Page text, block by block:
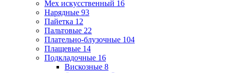
Мех искусственный 16
Нарядные 93
Пайетка 12
Пальтовые 22
Плательно-блузочные 104
Плащевые 14
Подкладочные 16
Вискозные 8